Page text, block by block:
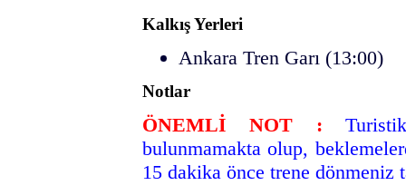
Kalkış Yerleri
Ankara Tren Garı (13:00)
Notlar
ÖNEMLİ NOT :
bulunmamakta olup,
15 dakika önce trene